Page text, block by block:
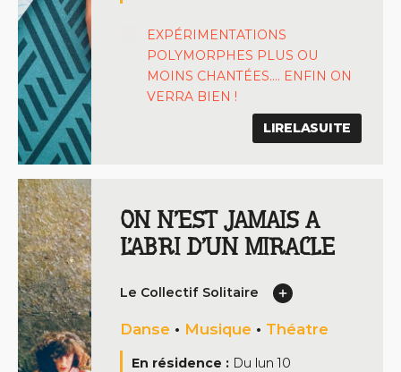
EXPÉRIMENTATIONS
POLYMORPHES PLUS OU
MOINS CHANTÉES…. ENFIN ON
VERRA BIEN !
LIRELASUITE
ON N’EST JAMAIS A
L’ABRI D’UN MIRACLE
Le Collectif Solitaire
Danse • Musique • Théatre
En résidence : Du lun 10